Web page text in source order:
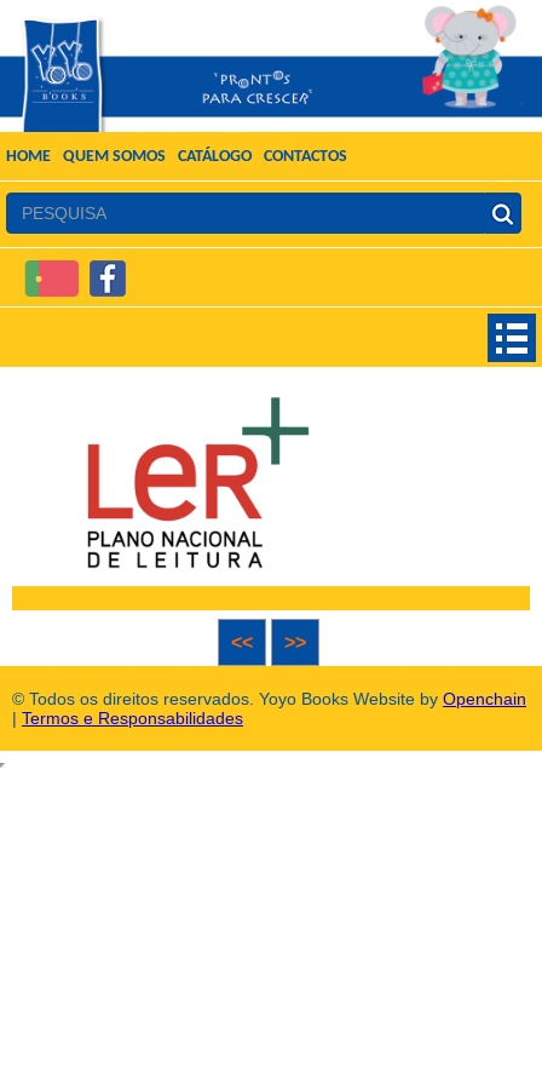
HOME QUEM SOMOS CATÁLOGO CONTACTOS
<< >>
© Todos os direitos reservados. Yoyo Books Website by Openchain
| Termos e Responsabilidades